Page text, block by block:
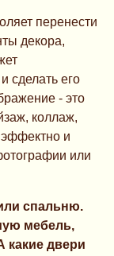
перенести
декора,
сделать его
- это
коллаж,
эффектно и
или
спальню.
мебель,
какие двери